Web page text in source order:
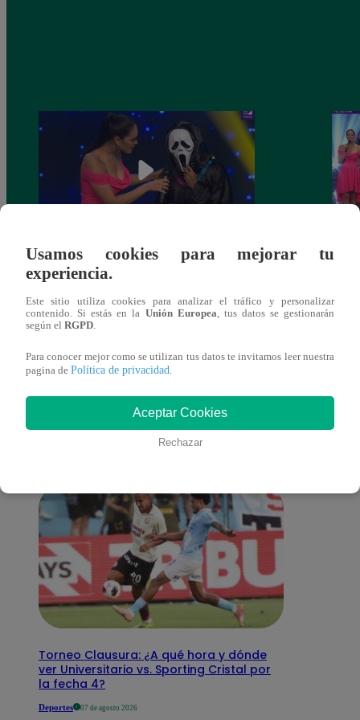
Yo Soy 30 de noviembre del 2018 –
Programa completo
Yo
También te puede
interesar
Torneo Clausura: ¿A qué hora y dónde
ver Universitario vs. Sporting Cristal por
la fecha 4?
Deportes 07 de agosto 2026
Usamos cookies para mejorar tu
experiencia.
Este sitio utiliza cookies para analizar el tráfico y personalizar
contenido. Si estás en la Unión Europea , tus datos se gestionarán
según el RGPD
Para conocer mejor como se utilizan tus datos te invitamos leer nuestra
pagina de Política de privacidad
Aceptar Cookies
Rechazar